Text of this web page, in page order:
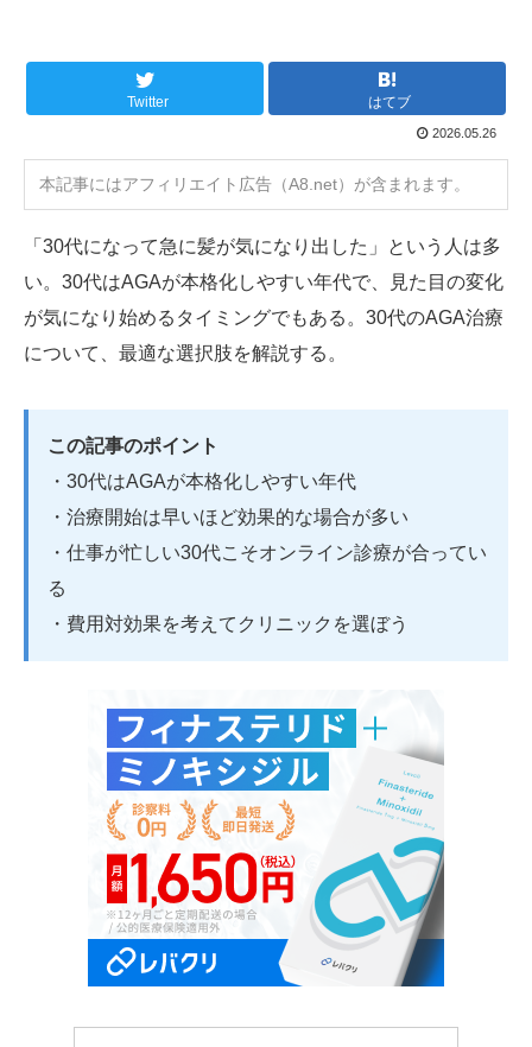
Twitter はてブ
2026.05.26
本記事にはアフィリエイト広告（A8.net）が含まれます。
「30代になって急に髪が気になり出した」という人は多
い。30代はAGAが本格化しやすい年代で、見た目の変化
が気になり始めるタイミングでもある。30代のAGA治療
について、最適な選択肢を解説する。
この記事のポイント
・30代はAGAが本格化しやすい年代
・治療開始は早いほど効果的な場合が多い
・仕事が忙しい30代こそオンライン診療が合ってい
る
・費用対効果を考えてクリニックを選ぼう